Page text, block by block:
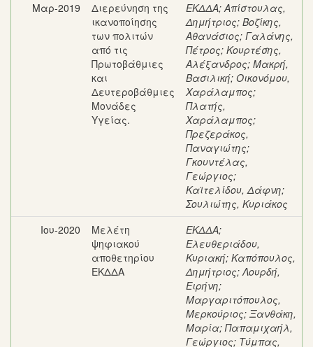
Μαρ-2019
Διερεύνηση της
ικανοποίησης
των πολιτών
από τις
Πρωτοβάθμιες
και
Δευτεροβάθμιες
Μονάδες
Υγείας.
ΕΚΔΔΑ;Απίστουλας,
Δημήτριος; Βοζίκης,
Αθανάσιος; Γαλάνης,
Πέτρος; Κουρτέσης,
Αλέξανδρος; Μακρή,
Βασιλική; Οικονόμου,
Χαράλαμπος;
Πλατής,
Χαράλαμπος;
Πρεζεράκος,
Παναγιώτης;
Γκουντέλας,
Γεώργιος;
Καϊτελίδου, Δάφνη;
Σουλιώτης, Κυριάκος
Ιου-2020
Μελέτη
ψηφιακού
αποθετηρίου
ΕΚΔΔΑ
ΕΚΔΔΑ;
Ελευθεριάδου,
Κυριακή; Καπόπουλος,
Δημήτριος;Λουρδή,
Ειρήνη;
Μαργαριτόπουλος,
Μερκούριος; Ξανθάκη,
Μαρία;Παπαμιχαήλ,
Γεώργιος; Τύμπας,